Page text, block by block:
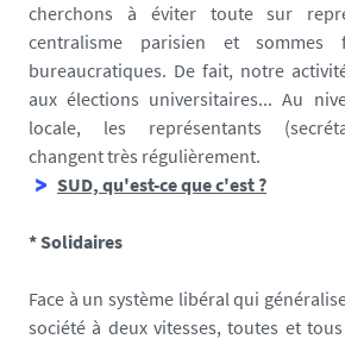
cherchons à éviter toute sur
centralisme parisien et sommes
bureaucratiques. De fait, notre
aux élections universitaires... Au
locale, les représentants
changent très régulièrement.
SUD, qu'est-ce que c'est ?
* Solidaires
Face à un système libéral qui
société à deux vitesses, toutes et